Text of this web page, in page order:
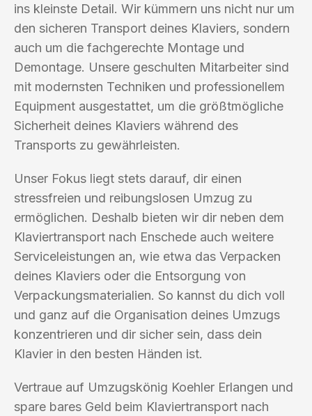
ins kleinste Detail. Wir kümmern uns nicht nur um
den sicheren Transport deines Klaviers, sondern
auch um die fachgerechte Montage und
Demontage. Unsere geschulten Mitarbeiter sind
mit modernsten Techniken und professionellem
Equipment ausgestattet, um die größtmögliche
Sicherheit deines Klaviers während des
Transports zu gewährleisten.
Unser Fokus liegt stets darauf, dir einen
stressfreien und reibungslosen Umzug zu
ermöglichen. Deshalb bieten wir dir neben dem
Klaviertransport nach Enschede auch weitere
Serviceleistungen an, wie etwa das Verpacken
deines Klaviers oder die Entsorgung von
Verpackungsmaterialien. So kannst du dich voll
und ganz auf die Organisation deines Umzugs
konzentrieren und dir sicher sein, dass dein
Klavier in den besten Händen ist.
Vertraue auf Umzugskönig Koehler Erlangen und
spare bares Geld beim Klaviertransport nach